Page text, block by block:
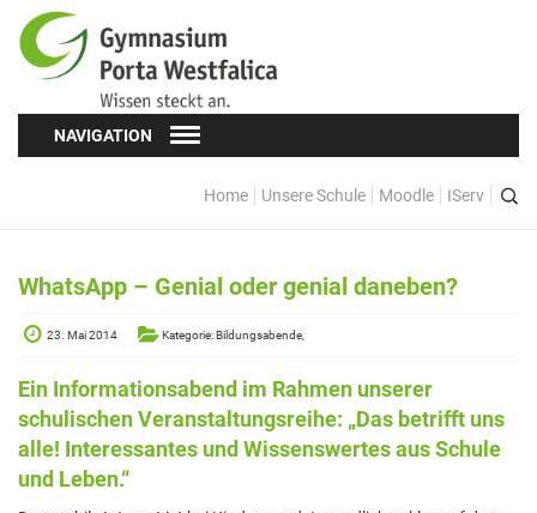
NAVIGATION
Home Unsere Schule Moodle IServ
Kopf hoch! – Beratung für Schüler*innen
Schulsozialarbeit
WhatsApp – Genial oder genial daneben?
23. Mai 2014 Kategorie: Bildungsabende,
Ein Informationsabend im Rahmen unserer
schulischen Veranstaltungsreihe: „Das betrifft uns
alle! Interessantes und Wissenswertes aus Schule
und Leben.“